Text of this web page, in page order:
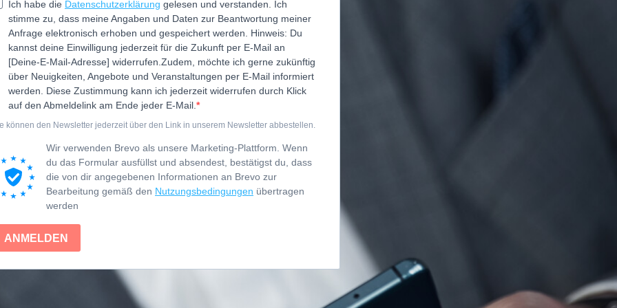
Ich habe die Datenschutzerklärung gelesen und verstanden. Ich
stimme zu, dass meine Angaben und Daten zur Beantwortung meiner
Anfrage elektronisch erhoben und gespeichert werden. Hinweis: Du
kannst deine Einwilligung jederzeit für die Zukunft per E-Mail an
[Deine-E-Mail-Adresse] widerrufen. Zudem, möchte ich gerne zukünftig
über Neuigkeiten, Angebote und Veranstaltungen per E-Mail informiert
werden. Diese Zustimmung kann ich jederzeit widerrufen durch Klick
auf den Abmeldelink am Ende jeder E-Mail.
können den Newsletter jederzeit über den Link in unserem Newsletter abbestellen.
Wir verwenden Brevo als unsere Marketing-Plattform. Wenn
du das Formular ausfüllst und absendest, bestätigst du, dass
die von dir angegebenen Informationen an Brevo zur
Bearbeitung gemäß den Nutzungsbedingungen übertragen
werden
ANMELDEN